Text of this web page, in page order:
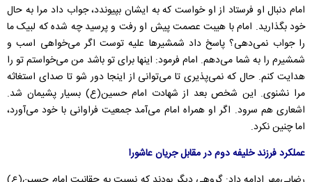
امام دنبال او فرستاد از او خواست که به ایشان بپیوندد، جواب داد مرا به حال
خود بگذارید. امام با هیبت عصمت پیش او رفت و پرسید چه شده که لبیک ما
را جواب نمی‌دهی؟ پاسخ داد شمشیرها علیه توست اگر می‌خواهی اسب و
شمشیرم را به شما می‌دهم. امام فرمود: اینها برای تو باشد من می‌خواستم تو را
هدایت کنم. حال که نمی‌پذیری تا می‌توانی از اینجا دور شو تا صدای استغاثه
مرا نشنوی. این شخص بعد از شهادت امام حسین(ع) بسیار پشیمان شد.
اشعاری هم سرود. اگر او همراه امام می‌آمد جمعیت فراوانی با خود می‌آورد،‌
اما چنین نکرد.
عملکرد فرزند خلیفه دوم در مقابل جریان عاشورا